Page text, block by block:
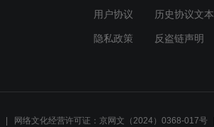
用户协议 历史协议文本
隐私政策 反盗链声明
网络文化经营许可证：京网文（2024）0368-017号